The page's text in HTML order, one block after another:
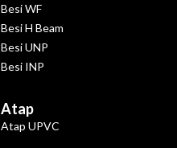
Besi WF
Besi H Beam
Besi UNP
Besi INP
Atap
Atap UPVC